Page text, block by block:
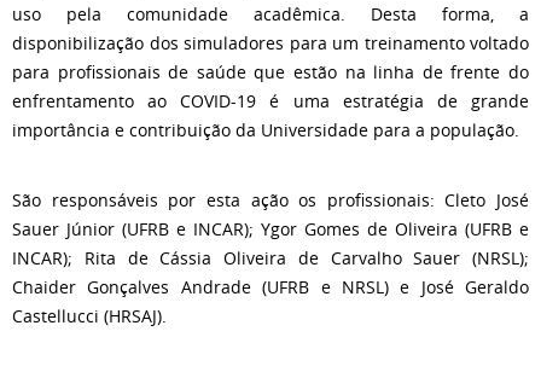
uso pela comunidade acadêmica. Desta forma, a
disponibilização dos simuladores para um treinamento voltado
para profissionais de saúde que estão na linha de frente do
enfrentamento ao COVID-19 é uma estratégia de grande
importância e contribuição da Universidade para a população.
São responsáveis por esta ação os profissionais: Cleto José
Sauer Júnior (UFRB e INCAR); Ygor Gomes de Oliveira (UFRB e
INCAR); Rita de Cássia Oliveira de Carvalho Sauer (NRSL);
Chaider Gonçalves Andrade (UFRB e NRSL) e José Geraldo
Castellucci (HRSAJ).